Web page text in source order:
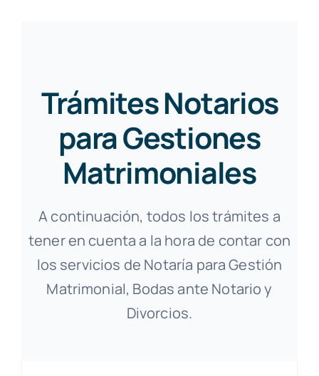
Trámites Notarios
para Gestiones
Matrimoniales
A continuación, todos los trámites a
tener en cuenta a la hora de contar con
los servicios de Notaría para Gestión
Matrimonial, Bodas ante Notario y
Divorcios.